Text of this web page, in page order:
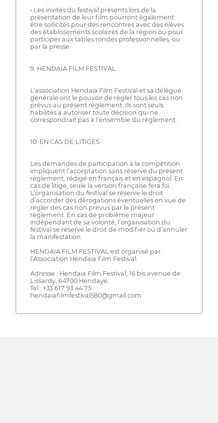
• Les invités du festival présents lors de la
présentation de leur film pourront également
être sollicités pour des rencontres avec des élèves
des établissements scolaires de la région ou pour
participer aux tables rondes professionnelles, ou
par la presse.
9. HENDAIA FILM FESTIVAL
L’association Hendaia Film Festival et sa délégué
générale ont le pouvoir de régler tous les cas non
prévus au présent règlement. Ils sont seuls
habilités à autoriser toute décision qui ne
correspondrait pas à l’ensemble du règlement.
10. EN CAS DE LITIGES
Les demandes de participation à la compétition
impliquent l’acceptation sans réserve du présent
règlement, rédigé en français et en espagnol. En
cas de litige, seule la version française fera foi.
L’organisation du festival se réserve le droit
d’accorder des dérogations éventuelles en vue de
régler des cas non prévus par le présent
règlement. En cas de problème majeur
indépendant de sa volonté, l’organisation du
festival se réserve le droit de modifier ou d’annuler
la manifestation.
HENDAIA FILM FESTIVAL est organisé par
l’Association Hendaia Film Festival.
Adresse : Hendaia Film Festival, 16 bis avenue de
Lissardy, 64700 Hendaye.
Tel : +33 617 93 44 75
hendaiafilmfestival580@gmail.com